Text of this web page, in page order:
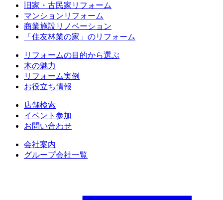
旧家・古民家リフォーム
マンションリフォーム
商業施設リノベーション
「住友林業の家」のリフォーム
リフォームの目的から選ぶ
木の魅力
リフォーム実例
お役立ち情報
店舗検索
イベント参加
お問い合わせ
会社案内
グループ会社一覧